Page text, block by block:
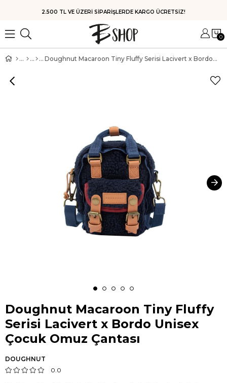
HIZLI KARGO
0
Doughnut Macaroon Tiny Fluffy Serisi Lacivert x Bordo Unisex Çocuk Omuz Çantası
Doughnut Macaroon Tiny Fluffy
Serisi Lacivert x Bordo Unisex
Çocuk Omuz Çantası
DOUGHNUT
0.0